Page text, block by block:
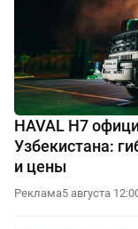
HAVAL H7
Узбекистана:
и цены
Реклама5 августа